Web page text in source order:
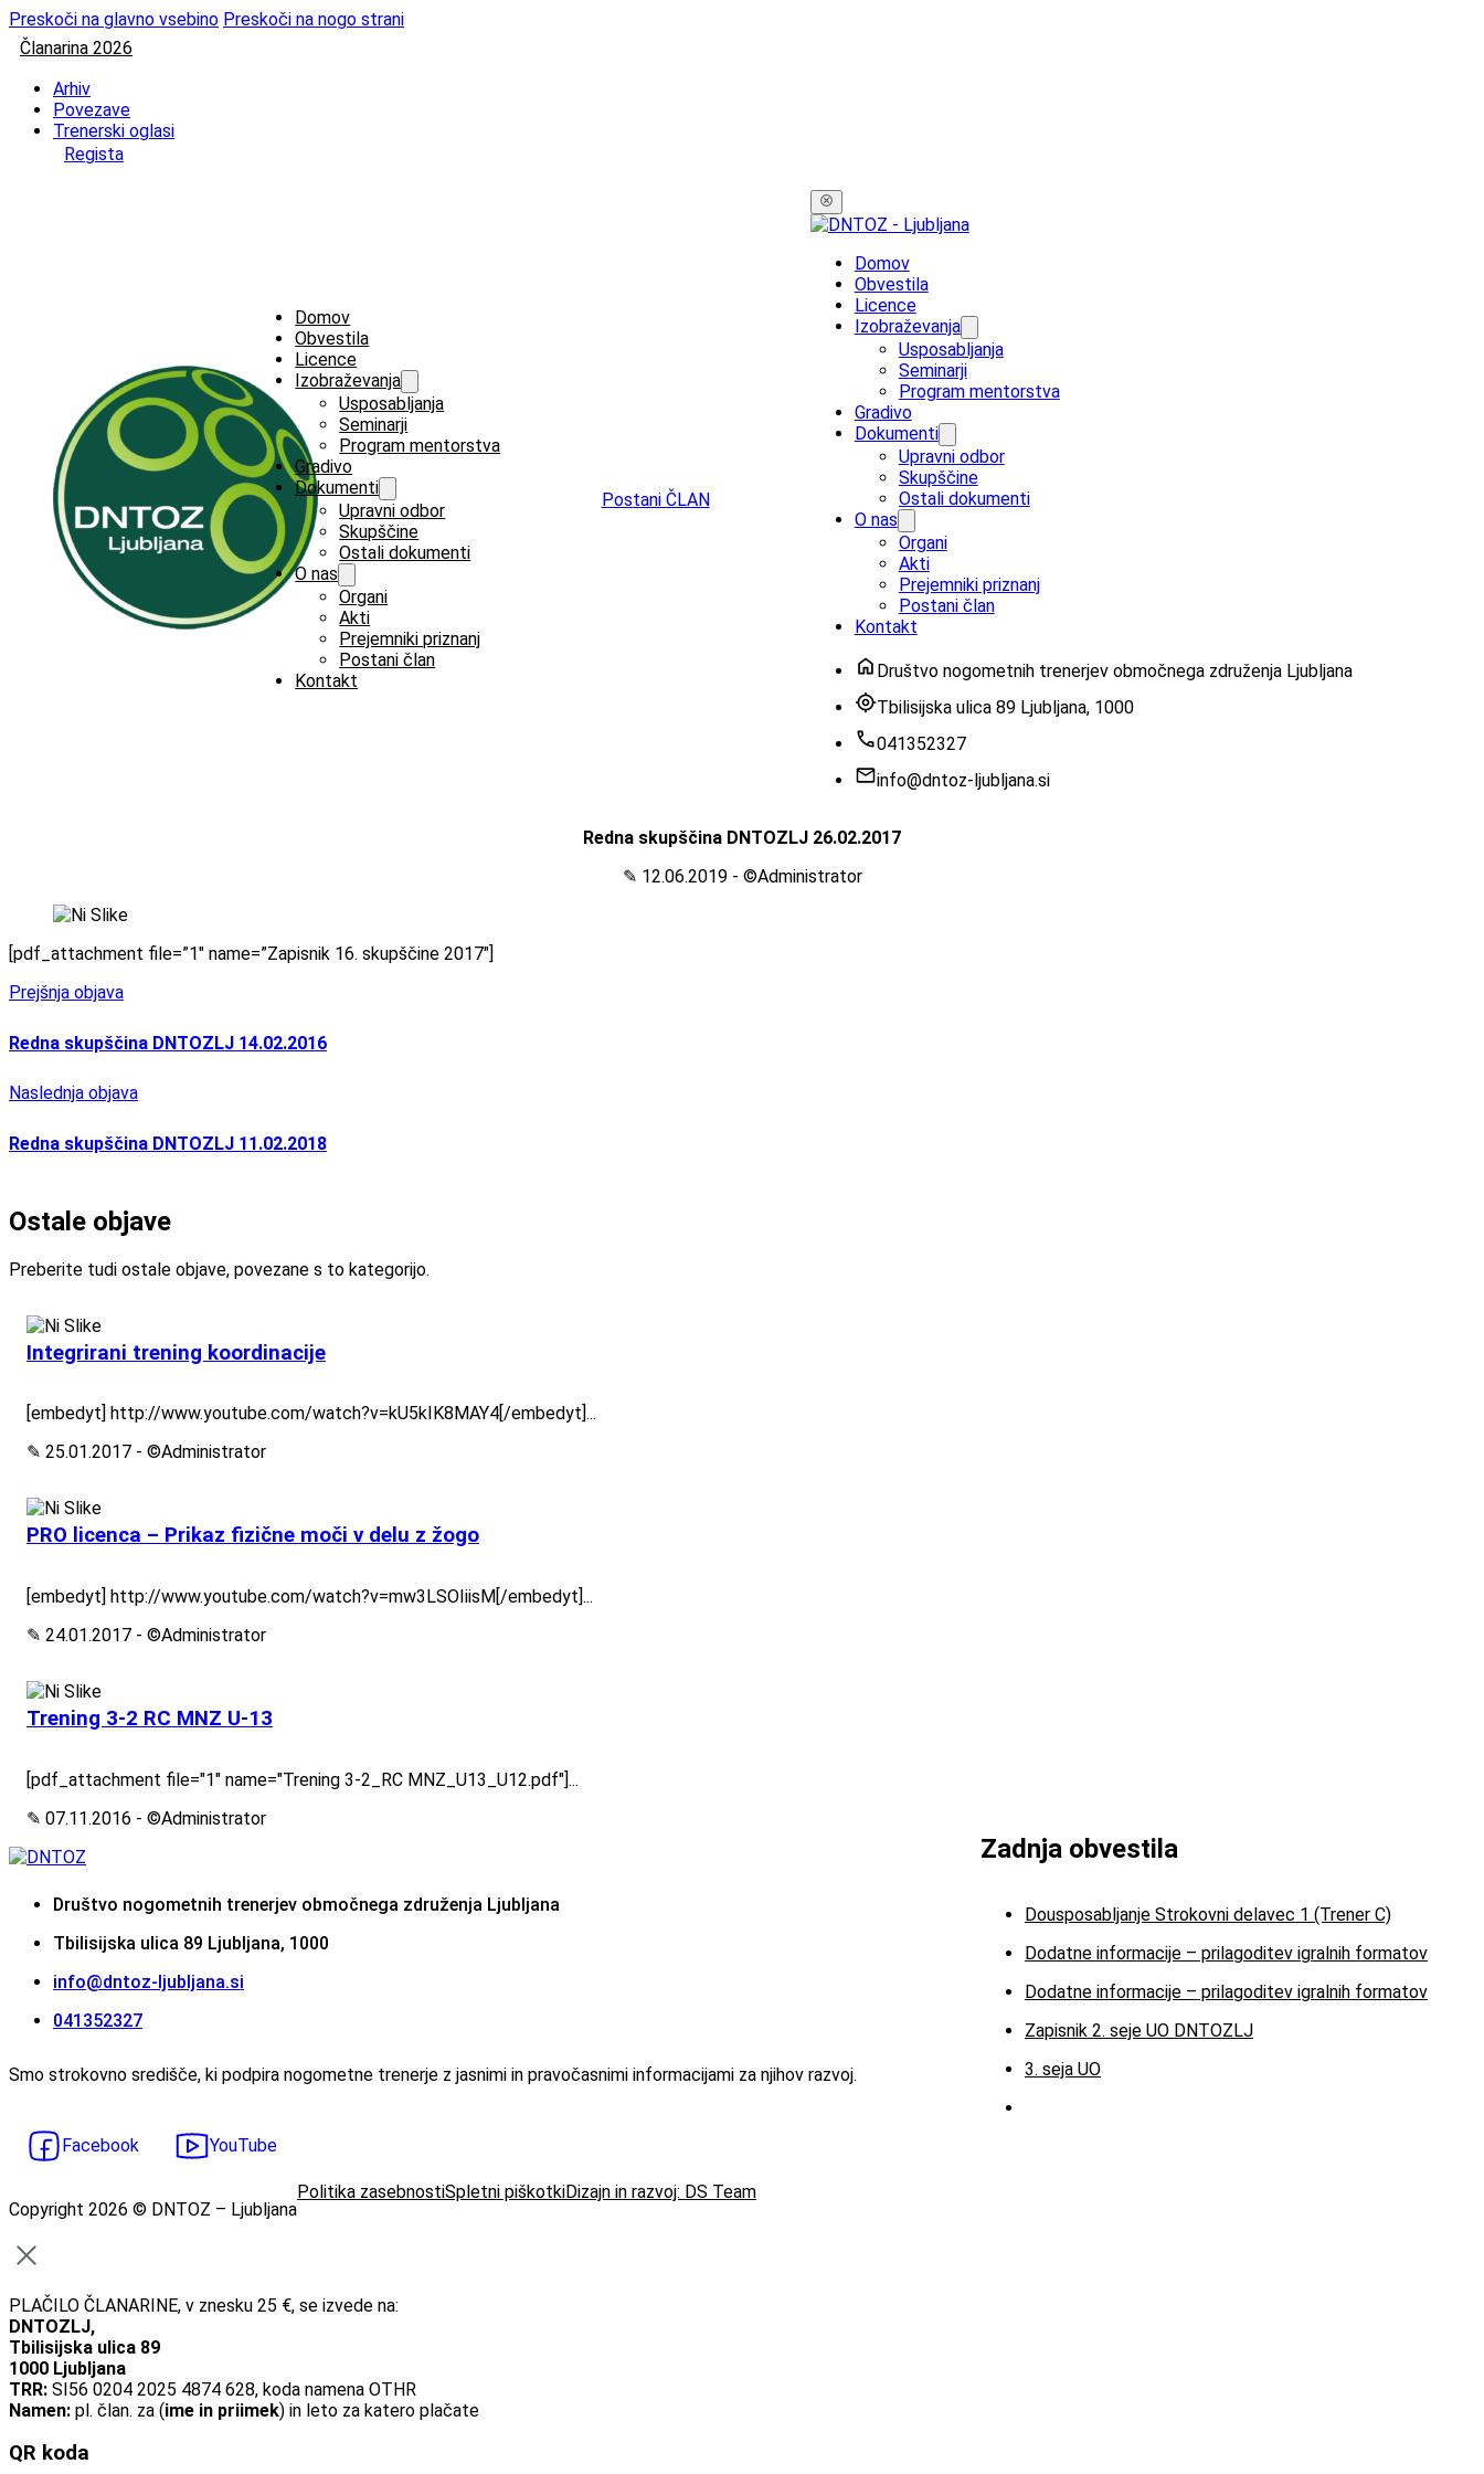
Preskoči na glavno vsebino Preskoči na nogo strani
Članarina 2026
Arhiv
Povezave
Trenerski oglasi
Regista
Domov
Obvestila
Licence
Izobraževanja
Usposabljanja
Seminarji
Program mentorstva
Gradivo
Dokumenti
Upravni odbor
Skupščine
Ostali dokumenti
O nas
Organi
Akti
Prejemniki priznanj
Postani član
Kontakt
Postani ČLAN
Domov
Obvestila
Licence
Izobraževanja
Usposabljanja
Seminarji
Program mentorstva
Gradivo
Dokumenti
Upravni odbor
Skupščine
Ostali dokumenti
O nas
Organi
Akti
Prejemniki priznanj
Postani član
Kontakt
Društvo nogometnih trenerjev območnega združenja Ljubljana
Tbilisijska ulica 89 Ljubljana, 1000
‭041352327‬
info@dntoz-ljubljana.si
Redna skupščina DNTOZLJ 26.02.2017
✎ 12.06.2019 - ©Administrator
[pdf_attachment file=”1″ name=”Zapisnik 16. skupščine 2017″]
Prejšnja objava
Redna skupščina DNTOZLJ 14.02.2016
Naslednja objava
Redna skupščina DNTOZLJ 11.02.2018
Ostale objave
Preberite tudi ostale objave, povezane s to kategorijo.
Integrirani trening koordinacije
[embedyt] http://www.youtube.com/watch?v=kU5kIK8MAY4[/embedyt]...
✎ 25.01.2017 - ©Administrator
PRO licenca – Prikaz fizične moči v delu z žogo
[embedyt] http://www.youtube.com/watch?v=mw3LSOIiisM[/embedyt]...
✎ 24.01.2017 - ©Administrator
Trening 3-2 RC MNZ U-13
[pdf_attachment file="1" name="Trening 3-2_RC MNZ_U13_U12.pdf"]...
✎ 07.11.2016 - ©Administrator
Društvo nogometnih trenerjev območnega združenja Ljubljana
Tbilisijska ulica 89 Ljubljana, 1000
info@dntoz-ljubljana.si
‭041352327‬
Smo strokovno središče, ki podpira nogometne trenerje z jasnimi in pravočasnimi informacijami za njihov razvoj.
Facebook YouTube
Copyright 2026 © DNTOZ – Ljubljana
Politika zasebnostiSpletni piškotkiDizajn in razvoj: DS Team
Zadnja obvestila
Dousposabljanje Strokovni delavec 1 (Trener C)
Dodatne informacije – prilagoditev igralnih formatov
Dodatne informacije – prilagoditev igralnih formatov
Zapisnik 2. seje UO DNTOZLJ
3. seja UO
PLAČILO ČLANARINE, v znesku 25 €, se izvede na:
DNTOZLJ,
Tbilisijska ulica 89
1000 Ljubljana
TRR: SI56 0204 2025 4874 628, koda namena OTHR
Namen: pl. član. za (ime in priimek) in leto za katero plačate
QR koda